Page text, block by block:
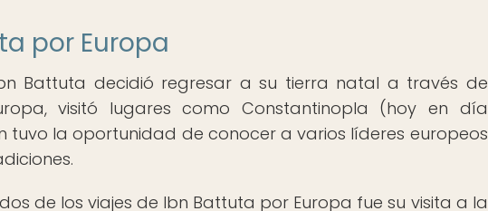
por Europa
Battuta decidió regresar a su tierra natal a través de
visitó lugares como Constantinopla (hoy en día
tuvo la oportunidad de conocer a varios líderes europeos
de los viajes de Ibn Battuta por Europa fue su visita a la